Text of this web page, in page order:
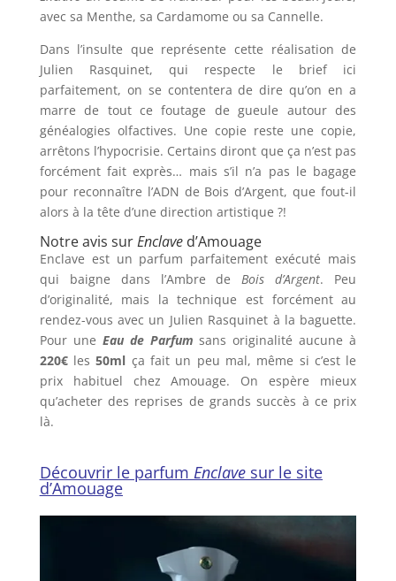
avec sa Menthe, sa Cardamome ou sa Cannelle.
Dans l’insulte que représente cette réalisation de
Julien Rasquinet, qui respecte le brief ici
parfaitement, on se contentera de dire qu’on en a
marre de tout ce foutage de gueule autour des
généalogies olfactives. Une copie reste une copie,
arrêtons l’hypocrisie. Certains diront que ça n’est pas
forcément fait exprès… mais s’il n’a pas le bagage
pour reconnaître l’ADN de Bois d’Argent, que fout-il
alors à la tête d’une direction artistique ?!
Notre avis surEnclave d’Amouage
Enclave est un parfum parfaitement exécuté mais
qui baigne dans l’Ambre deBois d’Argent. Peu
d’originalité, mais la technique est forcément au
rendez-vous avec un Julien Rasquinet à la baguette.
Pour une Eau de Parfum sans originalité aucune à
220€ les 50ml ça fait un peu mal, même si c’est le
prix habituel chez Amouage. On espère mieux
qu’acheter des reprises de grands succès à ce prix
là.
Découvrir le parfum Enclavesur le site
d’Amouage